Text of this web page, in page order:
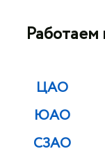
Работаем
ЦАО
ЮАО
СЗАО